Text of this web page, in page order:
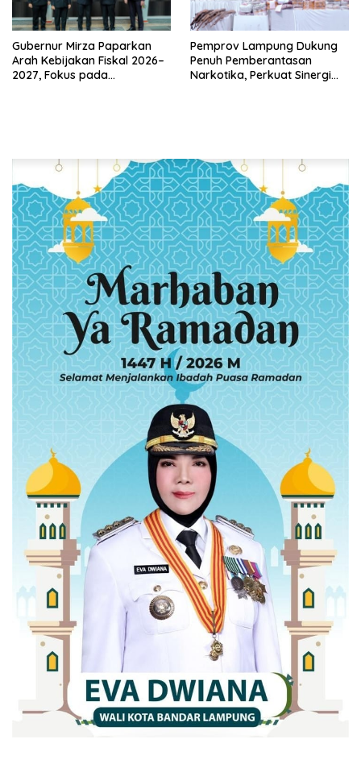
Gubernur Mirza Paparkan
Arah Kebijakan Fiskal 2026–
2027, Fokus pada
Pemprov Lampung Dukung
Penuh Pemberantasan
Narkotika, Perkuat Sinergi